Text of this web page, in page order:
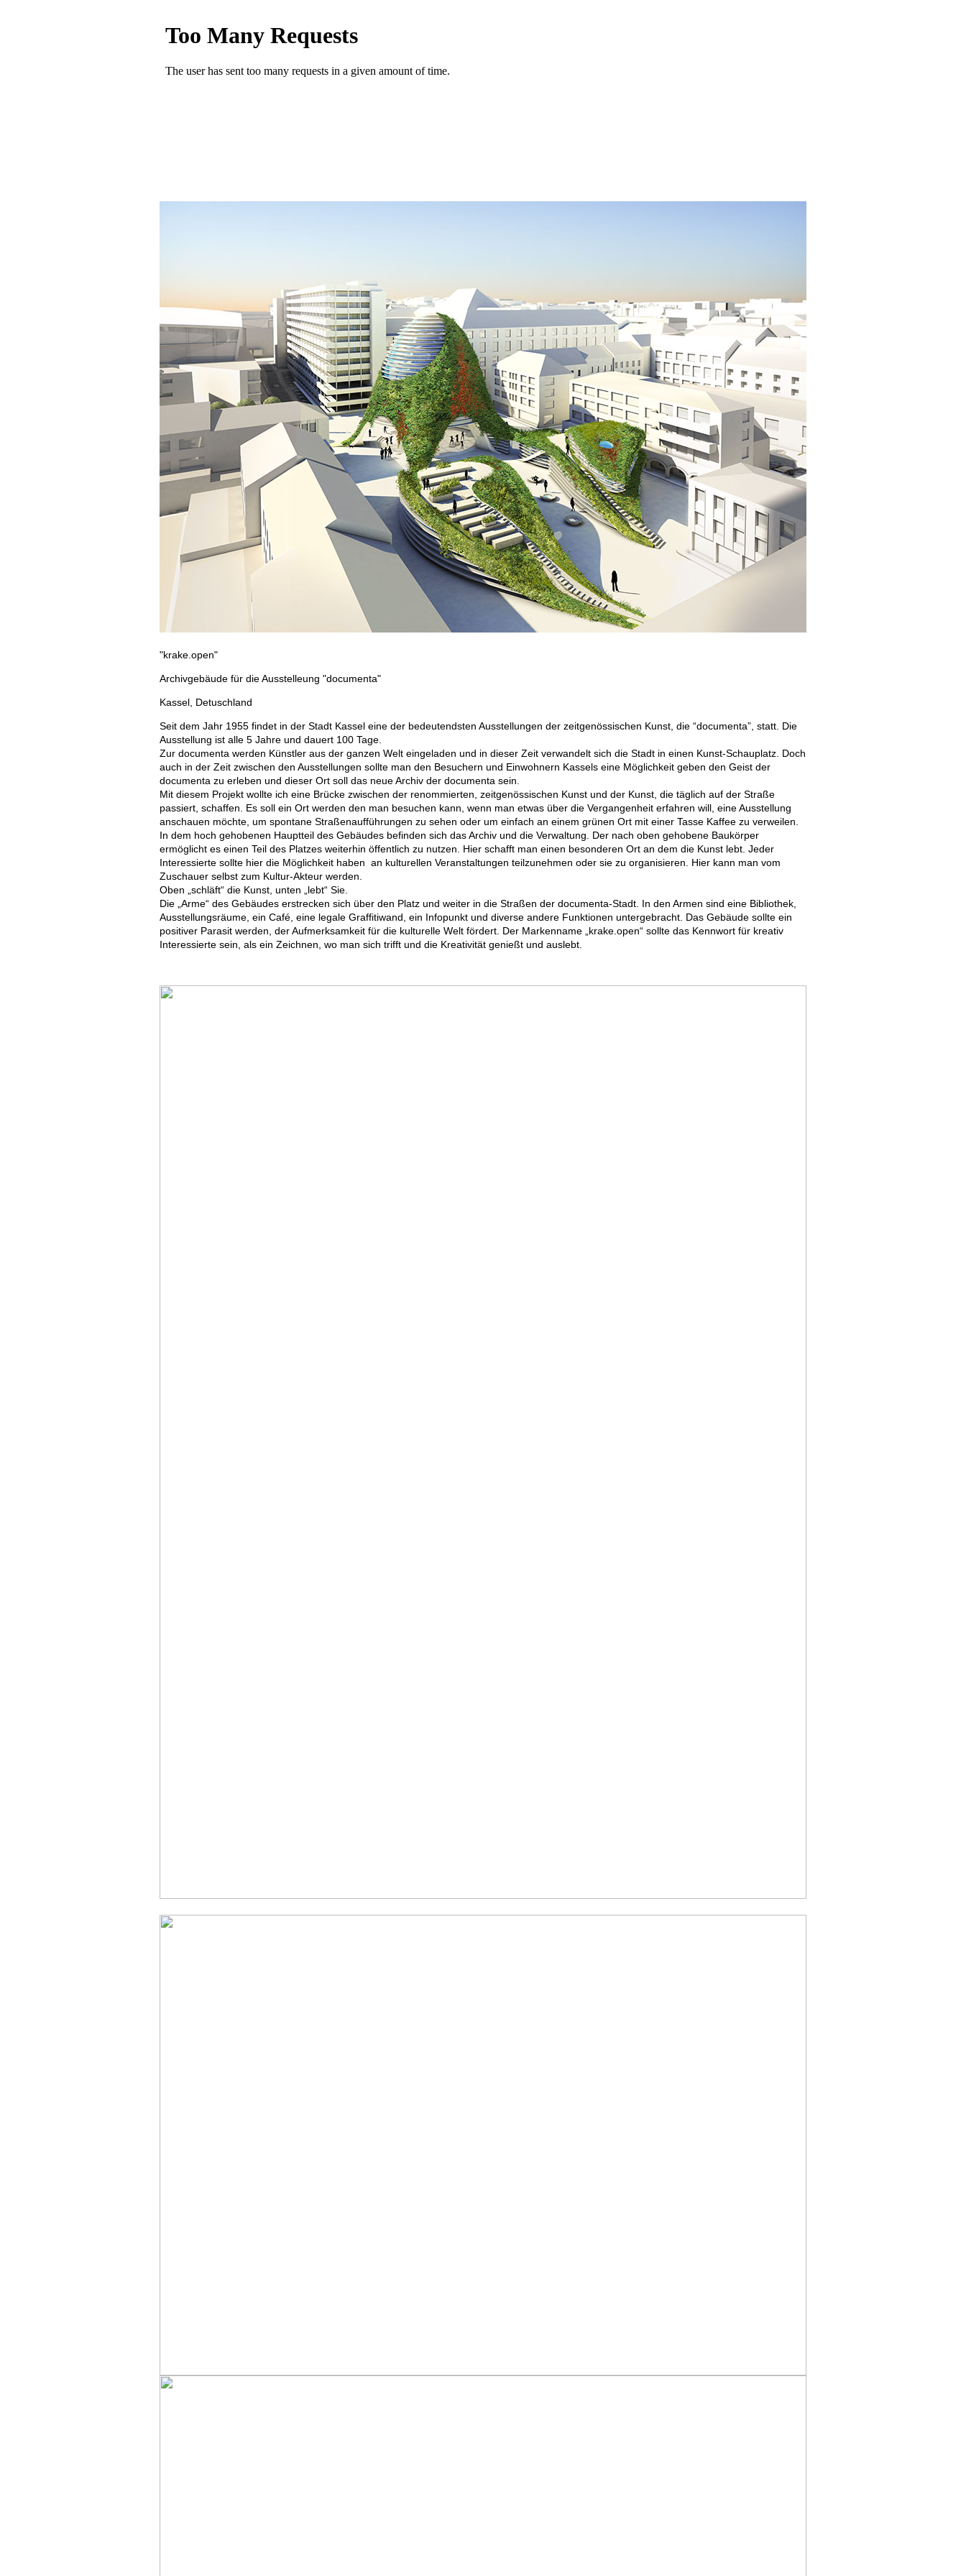
"krake.open"
Archivgebäude für die Ausstelleung "documenta"
Kassel, Detuschland
Seit dem Jahr 1955 findet in der Stadt Kassel eine der bedeutendsten Ausstellungen der zeitgenössischen Kunst, die “documenta”, statt. Die
Ausstellung ist alle 5 Jahre und dauert 100 Tage.
Zur documenta werden Künstler aus der ganzen Welt eingeladen und in dieser Zeit verwandelt sich die Stadt in einen Kunst-Schauplatz. Doch
auch in der Zeit zwischen den Ausstellungen sollte man den Besuchern und Einwohnern Kassels eine Möglichkeit geben den Geist der
documenta zu erleben und dieser Ort soll das neue Archiv der documenta sein.
Mit diesem Projekt wollte ich eine Brücke zwischen der renommierten, zeitgenössischen Kunst und der Kunst, die täglich auf der Straße
passiert, schaffen. Es soll ein Ort werden den man besuchen kann, wenn man etwas über die Vergangenheit erfahren will, eine Ausstellung
anschauen möchte, um spontane Straßenaufführungen zu sehen oder um einfach an einem grünen Ort mit einer Tasse Kaffee zu verweilen.
In dem hoch gehobenen Hauptteil des Gebäudes befinden sich das Archiv und die Verwaltung. Der nach oben gehobene Baukörper
ermöglicht es einen Teil des Platzes weiterhin öffentlich zu nutzen. Hier schafft man einen besonderen Ort an dem die Kunst lebt. Jeder
Interessierte sollte hier die Möglichkeit haben an kulturellen Veranstaltungen teilzunehmen oder sie zu organisieren. Hier kann man vom
Zuschauer selbst zum Kultur-Akteur werden.
Oben „schläft“ die Kunst, unten „lebt“ Sie.
Die „Arme“ des Gebäudes erstrecken sich über den Platz und weiter in die Straßen der documenta-Stadt. In den Armen sind eine Bibliothek,
Ausstellungsräume, ein Café, eine legale Graffitiwand, ein Infopunkt und diverse andere Funktionen untergebracht. Das Gebäude sollte ein
positiver Parasit werden, der Aufmerksamkeit für die kulturelle Welt fördert. Der Markenname „krake.open“ sollte das Kennwort für kreativ
Interessierte sein, als ein Zeichnen, wo man sich trifft und die Kreativität genießt und auslebt.